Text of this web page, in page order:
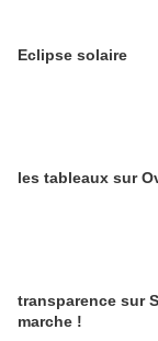
Eclipse solaire
les tableaux sur
transparence sur
marche !